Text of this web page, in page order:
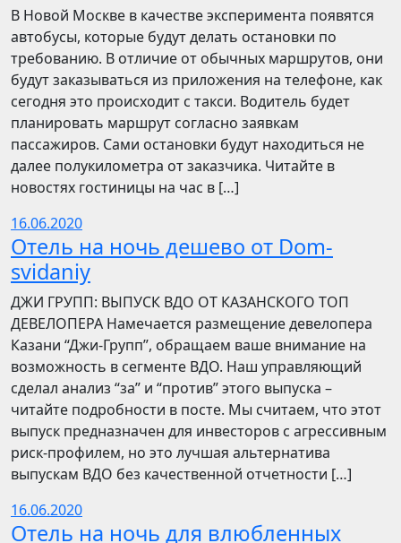
В Новой Москве в качестве эксперимента появятся
автобусы, которые будут делать остановки по
требованию. В отличие от обычных маршрутов, они
будут заказываться из приложения на телефоне, как
сегодня это происходит с такси. Водитель будет
планировать маршрут согласно заявкам
пассажиров. Сами остановки будут находиться не
далее полукилометра от заказчика. Читайте в
новостях гостиницы на час в […]
16.06.2020
Отель на ночь дешево от Dom-
svidaniy
​​ДЖИ ГРУПП: ВЫПУСК ВДО ОТ КАЗАНСКОГО ТОП
ДЕВЕЛОПЕРА Намечается размещение девелопера
Казани “Джи-Групп”, обращаем ваше внимание на
возможность в сегменте ВДО. Наш управляющий
сделал анализ “за” и “против” этого выпуска –
читайте подробности в посте. Мы считаем, что этот
выпуск предназначен для инвесторов с агрессивным
риск-профилем, но это лучшая альтернатива
выпускам ВДО без качественной отчетности […]
16.06.2020
Отель на ночь для влюбленных